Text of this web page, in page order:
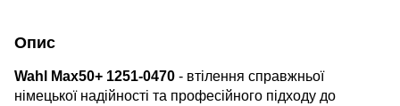
Опис
Wahl Max50+ 1251-0470 - втілення справжньої
німецької надійності та професійного підходу до